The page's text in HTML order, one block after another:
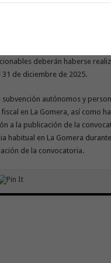
otras subvenciones, ayudas,
o entidades
el 100% del importe de la
deberán haberse
31 de diciembre de 2025.
autónomos y
en La Gomera, así como
a la publicación de la
habitual en La Gomera
de la convocatoria.